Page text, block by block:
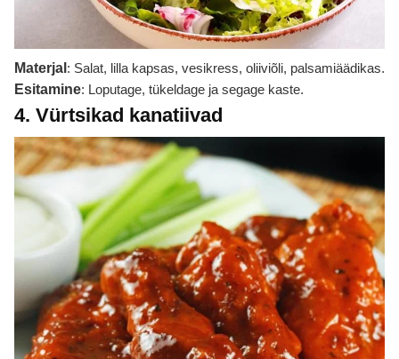
Materjal : Salat, lilla kapsas, vesikress, oliiviõli, palsamiäädikas.
Esitamine: Loputage, tükeldage ja segage kaste.
4. Vürtsikad kanatiivad